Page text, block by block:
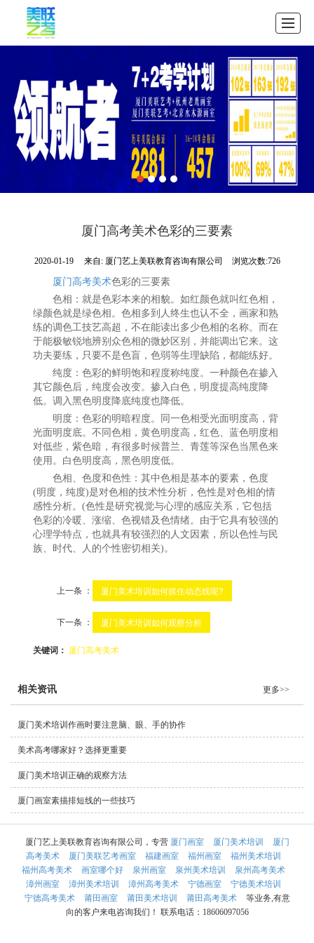
图库展示 联系我们
厦门高考美术色彩的三要素
2020-01-19 来自: 厦门艺上美联教育咨询有限公司 浏览次数:726
厦门高考美术色彩的三要素
色相：就是色彩本来的相貌。如红颜色就叫红色相，
绿颜色就是绿色相。色相多到人终生也认不全，画家和熟
练的调色工技艺高超，不在能读出多少色相的名称。而在
于能极敏锐地辨别众色相的微妙区别，并能调出它来。这
功夫要练，只要不是色盲，色弱等生理缺陷，都能练好。
纯度：色彩的鲜明饱和程度称纯度。一种颜色在掺入
其它颜色后，纯度会改变。掺入白色，明度提高纯度降
低。调入黑色明度降底纯度也降低。
明度：色彩的明暗程度。同一色相受光面明度高，背
光面明度底。不同色相，黄色明度高，红色、蓝色明度相
对低些，紫色暗，有很多时候普兰、青莲等深色当黑色来
使用。白色明度高，黑色明度低。
色相、色度和色性：其中色相是基本的要素，色度
(明度，纯度)是对色相的技术性分析，色性是对色相的情
感性分析。(色性是研究视觉与心理的感应关系，它包括
色彩的冷暖、涨缩、色视错及色情绪。由于它具有较强的
心理学特点，也就具有较强烈的人文因素，所以色性与民
族、时代、人的个性密切相关)。
上一条 ： 厦门美术培训如何抓住动态线呢?
下一条 ： 厦门美术培训如何观察分析
关键词： 厦门高考美术
相关资讯 更多>>
厦门美术培训作画时要注意脑、眼、手的协作
美术高考哪家好？选择更重要
厦门美术培训正确的观察方法
厦门画室素描排短线的一些技巧
厦门艺上美联教育咨询有限公司，专营 厦门画室 厦门美术培训
厦门
高考美术
厦门美联艺考画室 福建画室 福州画室
福州美术培训
福州高考美术
画室哪个好 泉州画室 泉州美术培训
泉州高考美术
漳州画室
漳州美术培训 漳州高考美术 宁德画室
宁德美术培训
宁德高考美术
莆田画室 莆田美术培训 莆田高考美术
等业务,有意
向的客户来电咨询我们！ 联系电话：18606097056